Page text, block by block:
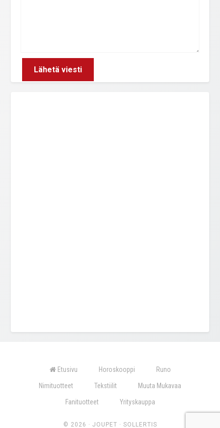
Etusivu Horoskooppi Runo
Nimituotteet Tekstiilit Muuta Mukavaa
Fanituotteet Yrityskauppa
© 2026 · JOUPET · SOLLERTIS